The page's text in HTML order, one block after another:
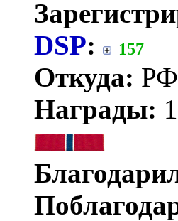
DSP: 157
Откуда:
Награды: 1